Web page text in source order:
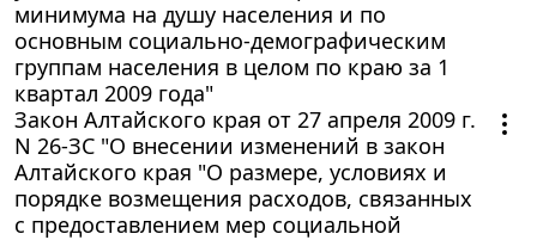
минимума на душу населения и по
основным социально-демографическим
группам населения в целом по краю за 1
квартал 2009 года"
Закон Алтайского края от 27 апреля 2009 г.
N 26-ЗС "О внесении изменений в закон
Алтайского края "О размере, условиях и
порядке возмещения расходов, связанных
с предоставлением мер социальной